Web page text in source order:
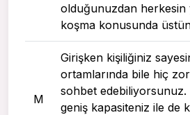
olduğunuzdan herkesin
koşma konusunda
M
Girişken kişiliğiniz
ortamlarında bile hiç
sohbet
geniş kapasiteniz ile de